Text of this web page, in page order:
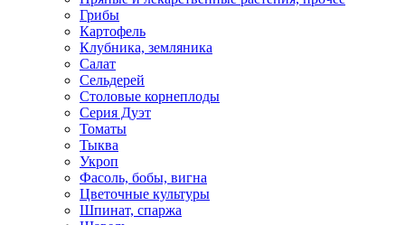
Грибы
Картофель
Клубника, земляника
Салат
Сельдерей
Столовые корнеплоды
Серия Дуэт
Томаты
Тыква
Укроп
Фасоль, бобы, вигна
Цветочные культуры
Шпинат, спаржа